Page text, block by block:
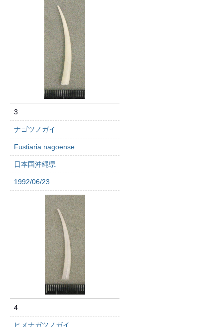
3
ナゴツノガイ
Fustiaria nagoense
日本国沖縄県
1992/06/23
4
ヒメナガツノガイ